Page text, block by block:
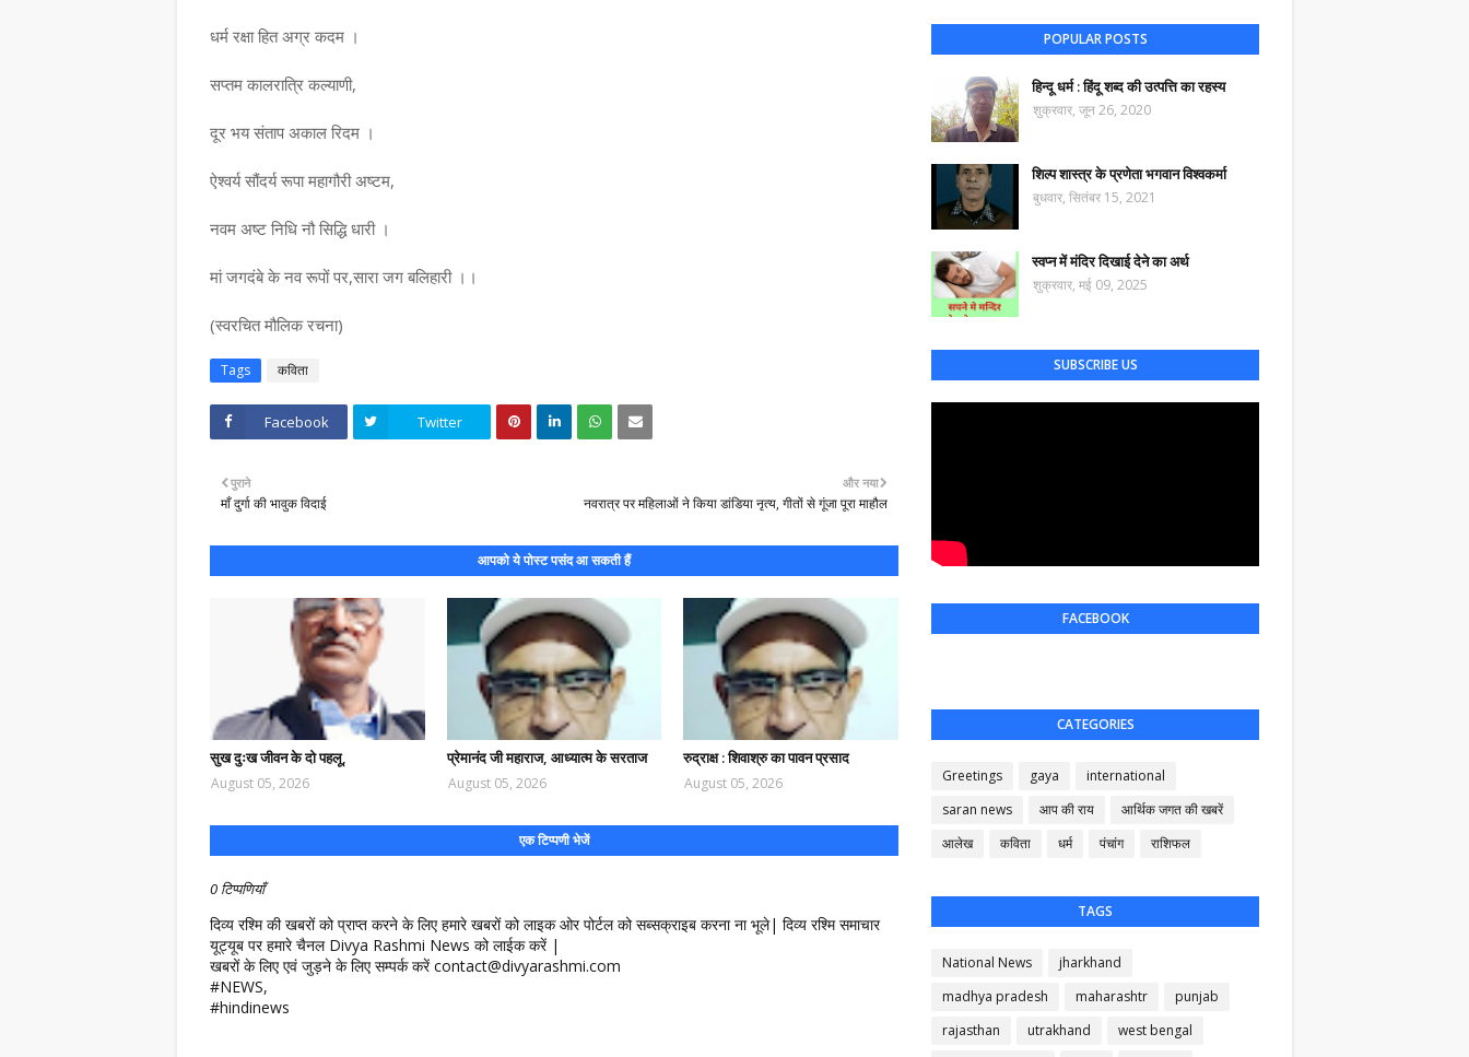
धर्म रक्षा हित अग्र कदम ।
सप्तम कालरात्रि कल्याणी,
दूर भय संताप अकाल रिदम ।
ऐश्वर्य सौंदर्य रूपा महागौरी अष्टम,
नवम अष्ट निधि नौ सिद्धि धारी ।
मां जगदंबे के नव रूपों पर,सारा जग बलिहारी ।।
(स्वरचित मौलिक रचना)
Tags कविता
Facebook Twitter
और नया
नवरात्र पर महिलाओं ने किया डांडिया नृत्य, गीतों से गूंजा पूरा माहौल
पुराने
माँ दुर्गा की भावुक विदाई
आपको ये पोस्ट पसंद आ सकती हैं
सुख दुःख जीवन के दो पहलू,
August 05, 2026
प्रेमानंद जी महाराज, आध्यात्म के सरताज
August 05, 2026
रुद्राक्ष : शिवाश्रु का पावन प्रसाद
August 05, 2026
एक टिप्पणी भेजें
0 टिप्पणियाँ
दिव्य रश्मि की खबरों को प्राप्त करने के लिए हमारे खबरों को लाइक ओर पोर्टल को सब्सक्राइब करना ना भूले| दिव्य रश्मि समाचार
यूट्यूब पर हमारे चैनल Divya Rashmi News को लाईक करें |
खबरों के लिए एवं जुड़ने के लिए सम्पर्क करें contact@divyarashmi.com
#NEWS,
#hindinews
POPULAR POSTS
हिन्दू धर्म : हिंदू शब्द की उत्पत्ति का रहस्य
शुक्रवार, जून 26, 2020
शिल्प शास्त्र के प्रणेता भगवान विश्वकर्मा
बुधवार, सितंबर 15, 2021
स्वप्न में मंदिर दिखाई देने का अर्थ
शुक्रवार, मई 09, 2025
SUBSCRIBE US
FACEBOOK
CATEGORIES
Greetings gaya
international
saran news
आप की राय
आर्थिक जगत की खबरें
आलेख
कविता धर्म पंचांग राशिफल
TAGS
National News
jharkhand
madhya pradesh
maharashtr
punjab
rajasthan
utrakhand
west bengal